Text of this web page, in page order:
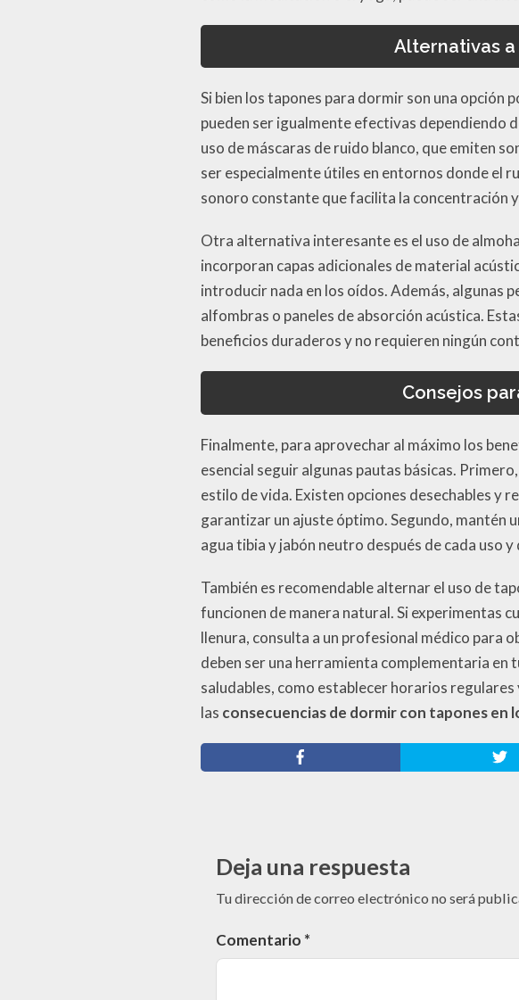
Alternativas
Si bien los tapones para dormir son una
pueden ser igualmente efectivas dependiendo
uso de máscaras de ruido blanco, que emiten
ser especialmente útiles en entornos donde el
sonoro constante que facilita la concentración
Otra alternativa interesante es el uso de
incorporan capas adicionales de material
introducir nada en los oídos. Además, algunas
alfombras o paneles de absorción acústica.
beneficios duraderos y no requieren ningún
Consejos
Finalmente, para aprovechar al máximo los
esencial seguir algunas pautas básicas.
estilo de vida. Existen opciones desechables y
garantizar un ajuste óptimo. Segundo, mantén
agua tibia y jabón neutro después de cada uso
También es recomendable alternar el uso de
funcionen de manera natural. Si experimentas
llenura, consulta a un profesional médico para
deben ser una herramienta complementaria en
saludables, como establecer horarios
las consecuencias de dormir con tapones en
Deja una respuesta
Tu dirección de correo electrónico no será
Comentario *